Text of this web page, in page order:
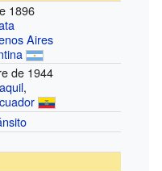
1896
Aires
de 1944
,